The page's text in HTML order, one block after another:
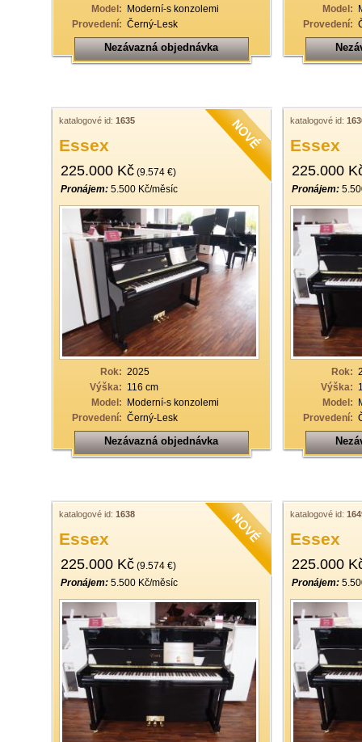
Model: Moderní-s konzolemi
Provedení: Černý-Lesk
Nezávazná objednávka
Model:
Provedení:
katalogové id: 1635
Essex
225.000 Kč (9.574 €)
Pronájem: 5.500 Kč/měsíc
Rok: 2025
Výška: 116 cm
Model: Moderní-s konzolemi
Provedení: Černý-Lesk
Nezávazná objednávka
katalogové id:
Essex
225.000
Pronájem:
Rok:
Výška:
Model:
Provedení:
katalogové id: 1638
Essex
225.000 Kč (9.574 €)
Pronájem: 5.500 Kč/měsíc
katalogové id:
Essex
225.000
Pronájem: